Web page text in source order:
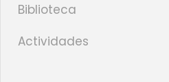
Biblioteca
Actividades